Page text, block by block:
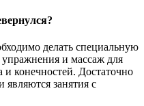
делать специальную
и массаж для
конечностей. Достаточно
занятия с